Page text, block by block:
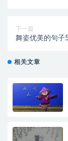
下一篇
舞姿优美的句子
相关文章